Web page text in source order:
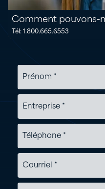
Comment pouvons-
Tél: 1.800.665.6553